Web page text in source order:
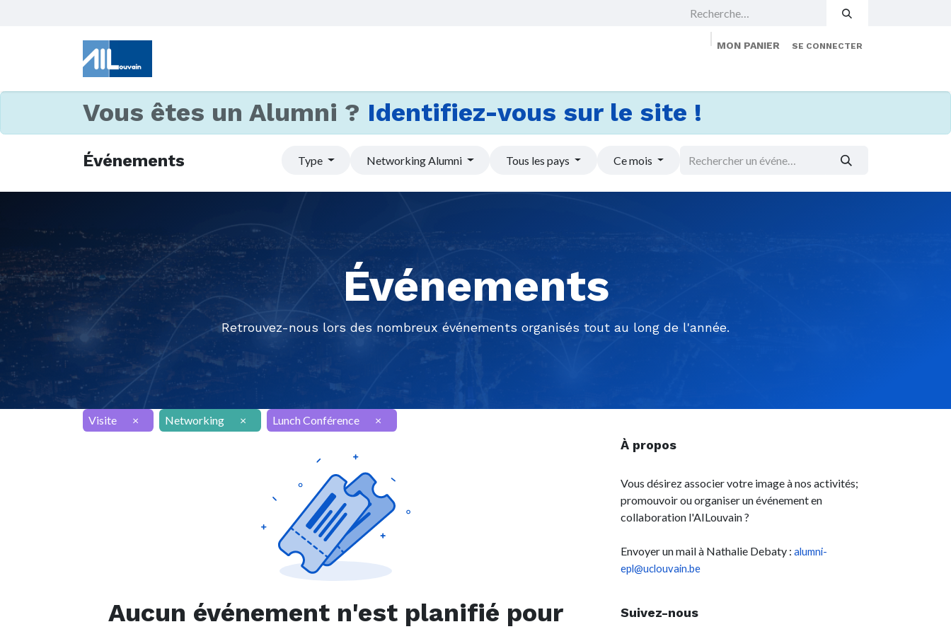
MON PANIER SE CONNECTER
Vous êtes un Alumni ? Identifiez-vous sur le site !
Événements Type Networking Alumni Tous les pays Ce mois
Événements
Retrouvez-nous lors des nombreux événements organisés tout au long de l'année.
Visite × Networking × Lunch Conférence ×
Aucun événement n'est planifié pour
À propos
Vous désirez associer votre image à nos activités;
promouvoir ou organiser un événement en
collaboration l'AILouvain ?
Envoyer un mail à Nathalie Debaty : alumni-
epl@uclouvain.be
Suivez-nous